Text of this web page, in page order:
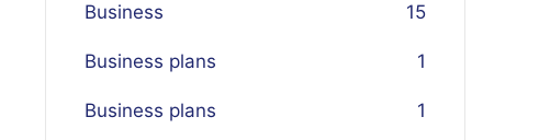
5
Business 1
Business plans 1
Business plans 1